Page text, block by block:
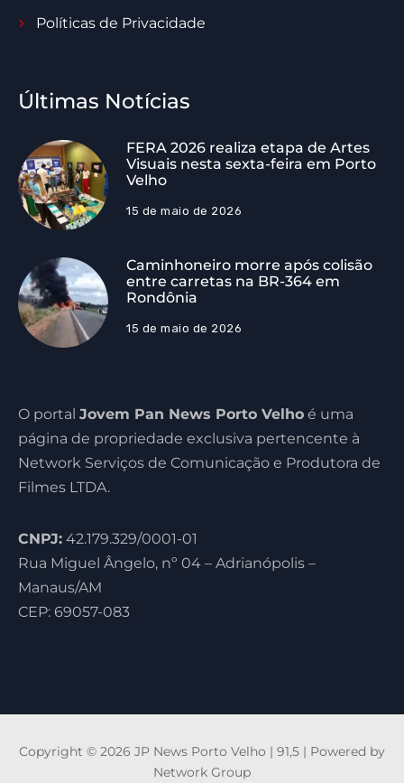
Políticas de Privacidade
Últimas Notícias
FERA 2026 realiza etapa de Artes
Visuais nesta sexta-feira em Porto
Velho
15 de maio de 2026
Caminhoneiro morre após colisão
entre carretas na BR-364 em
Rondônia
15 de maio de 2026
O portal Jovem Pan News Porto Velho é uma
página de propriedade exclusiva pertencente à
Network Serviços de Comunicação e Produtora de
Filmes LTDA.
CNPJ: 42.179.329/0001-01
Rua Miguel Ângelo, nº 04 – Adrianópolis –
Manaus/AM
CEP: 69057-083
Copyright © 2026 JP News Porto Velho | 91,5 | Powered by
Network Group